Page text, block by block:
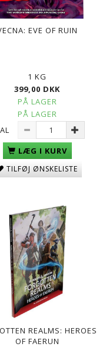
EVE OF RUIN
1 KG
399,00 DKK
PÅ LAGER
PÅ LAGER
LÆG I KURV
TILFØJ ØNSKELISTE
REALMS: HEROES
OF FAERUN